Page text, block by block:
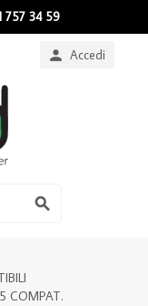
757 34 59
 Accedi

COMPAT.